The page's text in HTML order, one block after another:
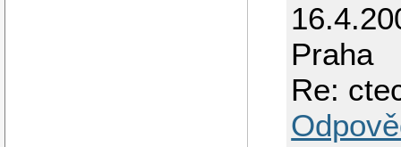
Praha
Re: